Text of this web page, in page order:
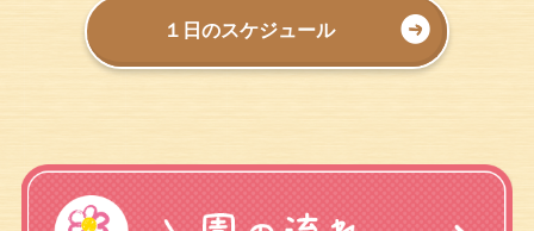
１日のスケジュール